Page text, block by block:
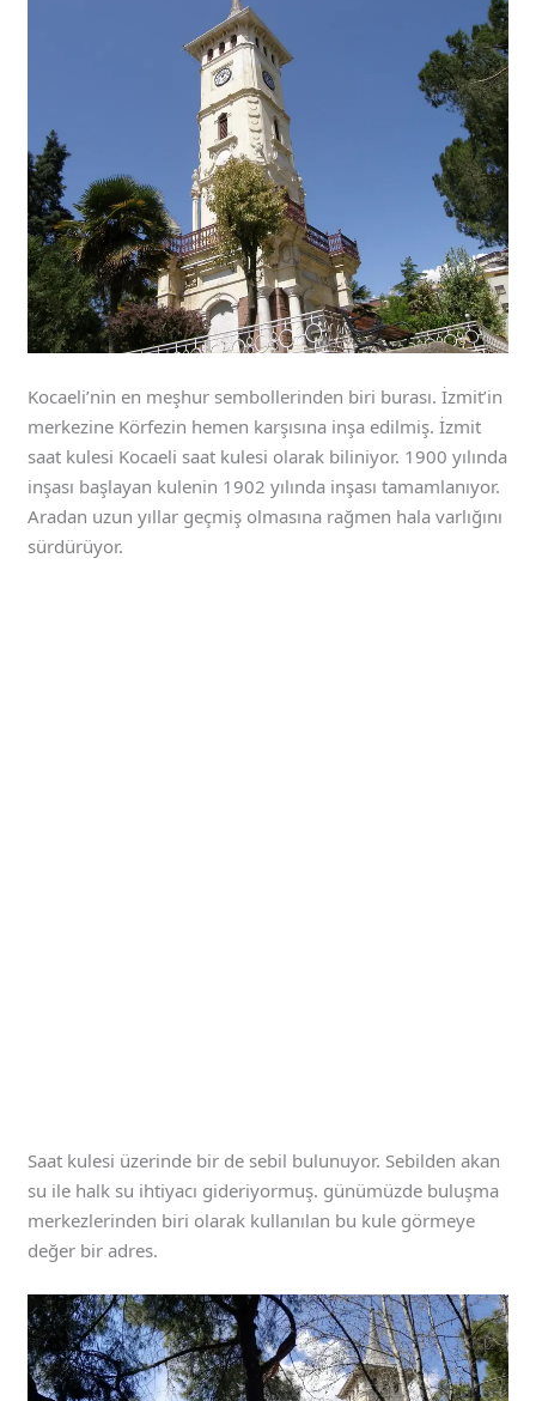
Kocaeli’nin en meşhur sembollerinden biri burası. İzmit’in
merkezine Körfezin hemen karşısına inşa edilmiş. İzmit
saat kulesi Kocaeli saat kulesi olarak biliniyor. 1900 yılında
inşası başlayan kulenin 1902 yılında inşası tamamlanıyor.
Aradan uzun yıllar geçmiş olmasına rağmen hala varlığını
sürdürüyor.
Saat kulesi üzerinde bir de sebil bulunuyor. Sebilden akan
su ile halk su ihtiyacı gideriyormuş. günümüzde buluşma
merkezlerinden biri olarak kullanılan bu kule görmeye
değer bir adres.